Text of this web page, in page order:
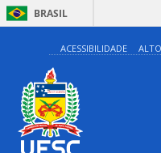
BRASIL
ACESSIBILIDADE